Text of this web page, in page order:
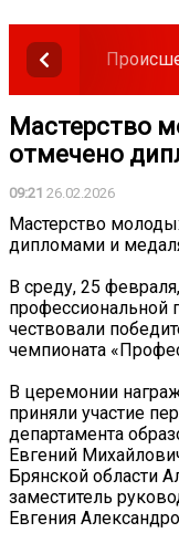
Мастерство
отмечено
09:21 26.02.2026
Мастерство
дипломами и
В среду, 25
профессиональной
чествовали
чемпионата
В церемонии
приняли участие
департамента
Евгений
Брянской области
заместитель
Евгения